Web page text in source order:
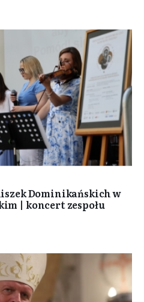
Dominikańskich w
| koncert zespołu